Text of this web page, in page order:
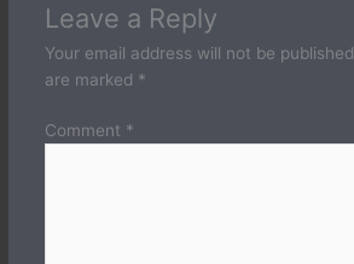
Leave a Reply
Your email address will not be published.
are marked *
Comment *